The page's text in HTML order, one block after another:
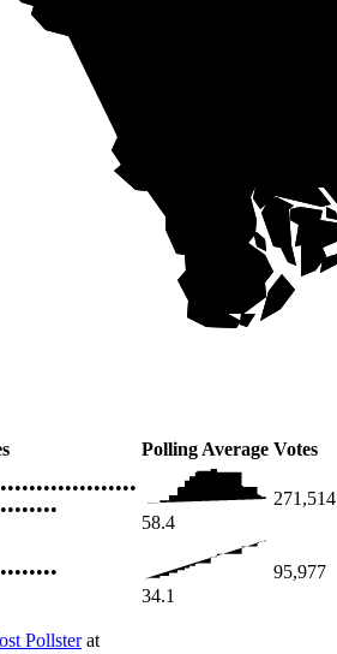
Polling Average Votes
58.4
271,514
34.1
95,977
Pollsterat